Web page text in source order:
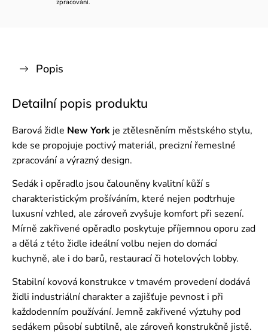
zpracování.
Popis
Detailní popis produktu
Barová židle New York je ztělesněním městského stylu,
kde se propojuje poctivý materiál, precizní řemeslné
zpracování a výrazný design.
Sedák i opěradlo jsou čalouněny kvalitní kůží s
charakteristickým prošíváním, které nejen podtrhuje
luxusní vzhled, ale zároveň zvyšuje komfort při sezení.
Mírně zakřivené opěradlo poskytuje příjemnou oporu zad
a dělá z této židle ideální volbu nejen do domácí
kuchyně, ale i do barů, restaurací či hotelových lobby.
Stabilní kovová konstrukce v tmavém provedení dodává
židli industriální charakter a zajišťuje pevnost i při
každodenním používání. Jemně zakřivené výztuhy pod
sedákem působí subtilně, ale zároveň konstrukčně jistě.